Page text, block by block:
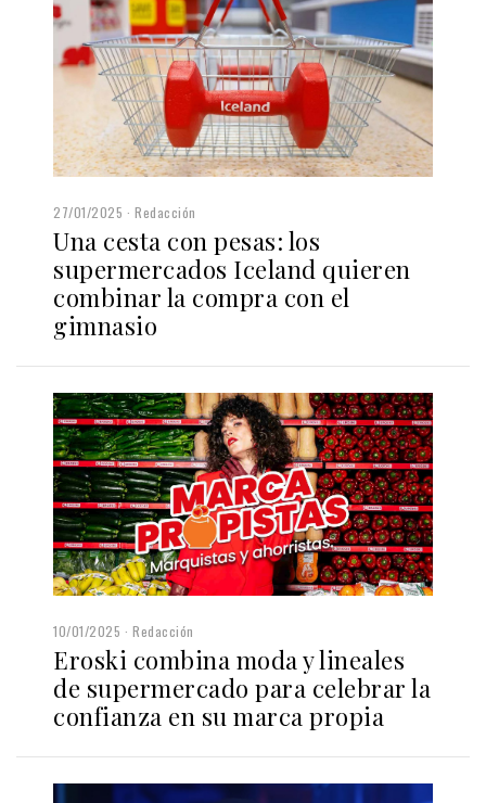
27/01/2025 Redacción
Una cesta con pesas: los
supermercados Iceland quieren
combinar la compra con el
gimnasio
10/01/2025 Redacción
Eroski combina moda y lineales
de supermercado para celebrar la
confianza en su marca propia